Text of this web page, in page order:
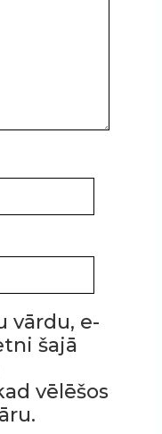
vārdu, e-
šajā
vēlēšos